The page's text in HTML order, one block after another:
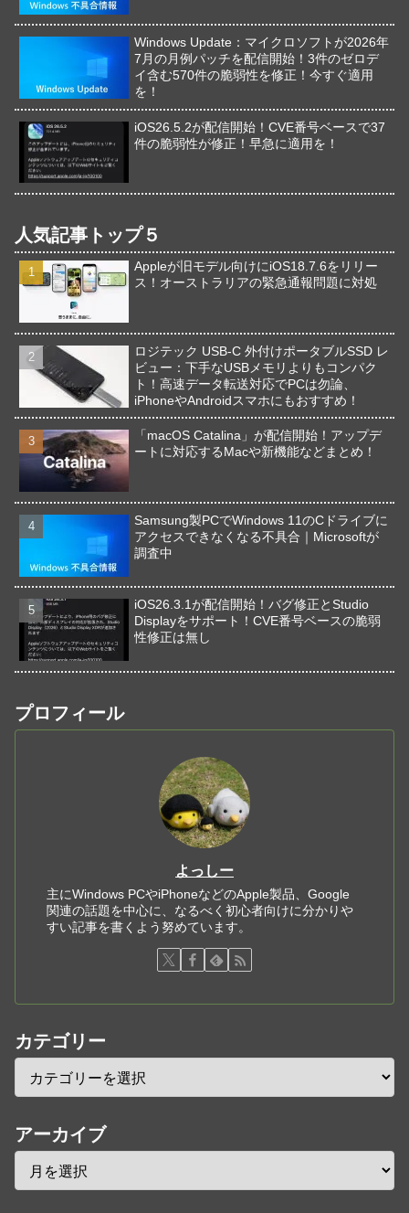
Windows Update：マイクロソフトが2026年
7月の月例パッチを配信開始！3件のゼロデ
イ含む570件の脆弱性を修正！今すぐ適用
を！
iOS26.5.2が配信開始！CVE番号ベースで37
件の脆弱性が修正！早急に適用を！
人気記事トップ５
Appleが旧モデル向けにiOS18.7.6をリリー
ス！オーストラリアの緊急通報問題に対処
ロジテック USB-C 外付けポータブルSSD レ
ビュー：下手なUSBメモリよりもコンパク
ト！高速データ転送対応でPCは勿論、
iPhoneやAndroidスマホにもおすすめ！
「macOS Catalina」が配信開始！アップデ
ートに対応するMacや新機能などまとめ！
Samsung製PCでWindows 11のCドライブに
アクセスできなくなる不具合｜Microsoftが
調査中
iOS26.3.1が配信開始！バグ修正とStudio
Displayをサポート！CVE番号ベースの脆弱
性修正は無し
プロフィール
よっしー
主にWindows PCやiPhoneなどのApple製品、Google
関連の話題を中心に、なるべく初心者向けに分かりや
すい記事を書くよう努めています。
カテゴリー
アーカイブ